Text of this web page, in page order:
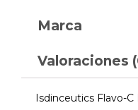
Marca
Valoraciones
Isdinceutics Flavo-